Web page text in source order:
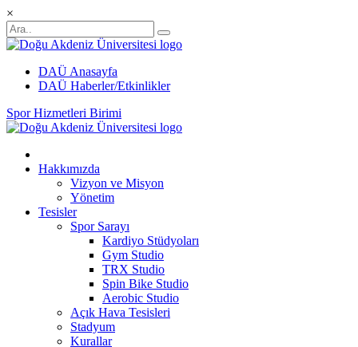
×
DAÜ Anasayfa
DAÜ Haberler/Etkinlikler
Spor Hizmetleri Birimi
Hakkımızda
Vizyon ve Misyon
Yönetim
Tesisler
Spor Sarayı
Kardiyo Stüdyoları
Gym Studio
TRX Studio
Spin Bike Studio
Aerobic Studio
Açık Hava Tesisleri
Stadyum
Kurallar